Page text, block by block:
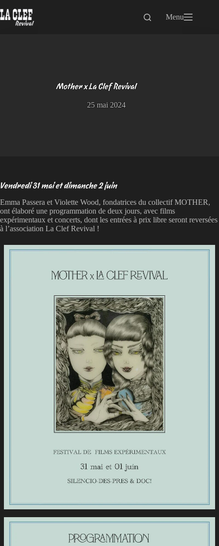
au
contenu
Menu
Mother x La Clef Revival
25 mai 2024
Vendredi 31 mai et dimanche 2 juin
Emma Passera et Violette Wood, fondatrices du collectif MOTHER,
ont élaboré une programmation de deux jours, avec films
expérimentaux et concerts, dont les entrées à prix libre seront reversées
à l’association La Clef Revival !